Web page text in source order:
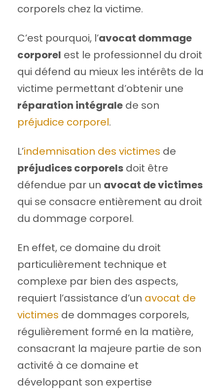
corporels chez la victime.
C’est pourquoi, l’avocat dommage
corporel est le professionnel du droit
qui défend au mieux les intérêts de la
victime permettant d’obtenir une
réparation intégrale de son
préjudice corporel.
L’indemnisation des victimes de
préjudices corporels doit être
défendue par un avocat de victimes
qui se consacre entièrement au droit
du dommage corporel.
En effet, ce domaine du droit
particulièrement technique et
complexe par bien des aspects,
requiert l’assistance d’un avocat de
victimes de dommages corporels,
régulièrement formé en la matière,
consacrant la majeure partie de son
activité à ce domaine et
développant son expertise